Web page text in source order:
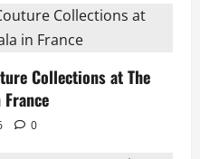
Collections at The
0